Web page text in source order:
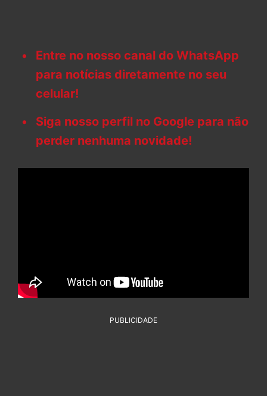
Entre no nosso canal do WhatsApp
para notícias diretamente no seu
celular!
Siga nosso perfil no Google para não
perder nenhuma novidade!
PUBLICIDADE